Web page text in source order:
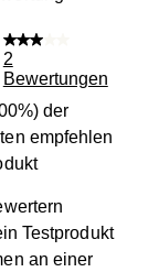
2
Bewertungen
der
empfehlen
Testprodukt
an einer